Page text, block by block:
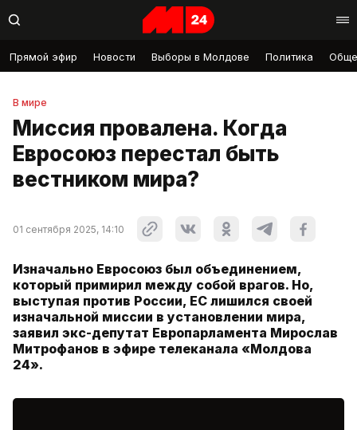
Прямой эфир Новости Выборы в Молдове Политика
В мире
Миссия провалена. Когда
Евросоюз перестал быть
вестником мира?
01 сентября 2025, 14:10
Изначально Евросоюз был объединением,
который примирил между собой врагов. Но,
выступая против России, ЕС лишился своей
изначальной миссии в установлении мира,
заявил экс-депутат Европарламента Мирослав
Митрофанов в эфире телеканала «Молдова
24».